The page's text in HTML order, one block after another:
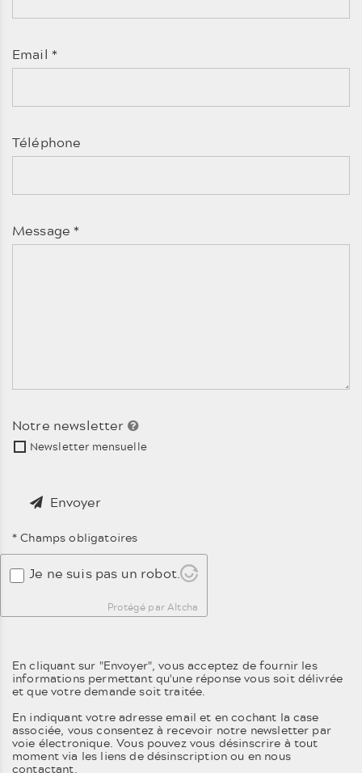
Email *
Téléphone
Message*
Notre newsletter
Newsletter mensuelle
Envoyer
* Champs obligatoires
Je ne suis pas un robot.
Protégé par Altcha
En cliquant sur "Envoyer", vous acceptez de fournir les
informations permettant qu'une réponse vous soit délivrée
et que votre demande soit traitée.
En indiquant votre adresse email et en cochant la case
associée, vous consentez à recevoir notre newsletter par
voie électronique. Vous pouvez vous désinscrire à tout
moment via les liens de désinscription ou en nous
contactant.